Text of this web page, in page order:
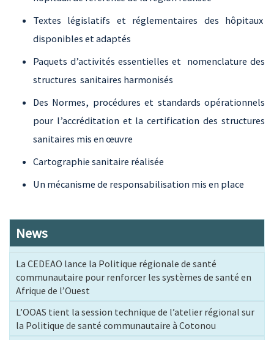
Textes législatifs et réglementaires des hôpitaux
disponibles et adaptés
Paquets d’activités essentielles et nomenclature des
structures sanitaires harmonisés
Des Normes, procédures et standards opérationnels
pour l’accréditation et la certification des structures
sanitaires mis en œuvre
Cartographie sanitaire réalisée
Un mécanisme de responsabilisation mis en place
News
La CEDEAO lance la Politique régionale de santé
communautaire pour renforcer les systèmes de santé en
Afrique de l’Ouest
L’OOAS tient la session technique de l’atelier régional sur
la Politique de santé communautaire à Cotonou